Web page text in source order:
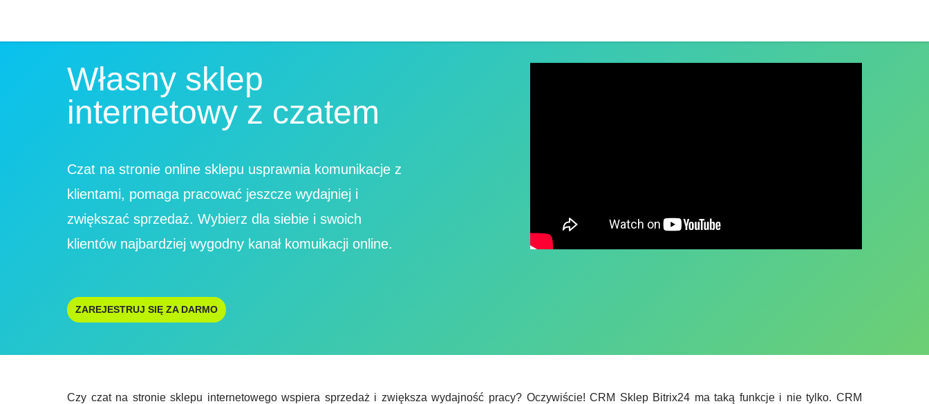
Własny sklep
internetowy z czatem
Czat na stronie online sklepu usprawnia komunikacje z
klientami, pomaga pracować jeszcze wydajniej i
zwiększać sprzedaż. Wybierz dla siebie i swoich
klientów najbardziej wygodny kanał komuikacji online.
ZAREJESTRUJ SIĘ ZA DARMO
Czy czat na stronie sklepu internetowego wspiera sprzedaż i zwiększa wydajność pracy? Oczywiście! CRM Sklep Bitrix24 ma taką funkcje i nie tylko. CRM